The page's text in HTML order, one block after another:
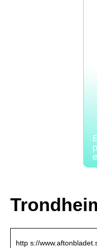
http s://